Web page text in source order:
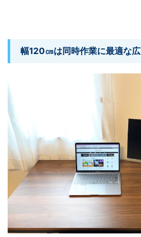
幅120㎝は同時作業に最適な